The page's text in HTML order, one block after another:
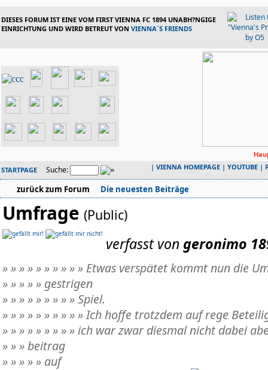
DIESES FORUM IST EINE VOM FIRST VIENNA FC 1894 UNABH?NGIGE
EINRICHTUNG UND WIRD BETREUT VON VIENNA´S FRIENDS
STARTPAGE
Suche: | VIENNA HOMEPAGE | YOUTUBE |
zurück zum Forum Die neuesten Beiträge
Umfrage (Public)
verfasst von geronimo
» » » » » » » » » » Etwas verspätet kommt nun die
» » » » » gestrigen
» » » » » » » » » Spiel.
» » » » » » » » » » Ich hoffe trotzdem auf rege
» » » » » » » » » ich war zwar diesmal nicht dabei
» » » beitrag
» » » » » auf